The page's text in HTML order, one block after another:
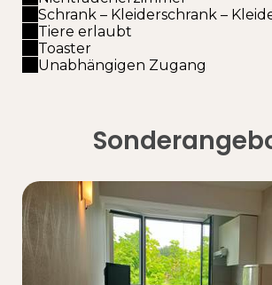
Schrank – Kleiderschrank –
Tiere erlaubt
Toaster
Unabhängigen Zugang